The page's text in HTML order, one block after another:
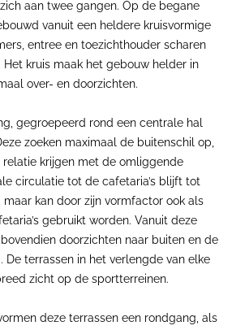
aan twee gangen. Op de begane
vanuit een heldere kruisvormige
entree en toezichthouder scharen
kruis maak het gebouw helder in
over- en doorzichten.
gegroepeerd rond een centrale hal
zoeken maximaal de buitenschil op,
krijgen met de omliggende
circulatie tot de cafetaria’s blijft tot
kan door zijn vormfactor ook als
gebruikt worden. Vanuit deze
doorzichten naar buiten en de
De terrassen in het verlengde van elke
zicht op de sportterreinen.
deze terrassen een rondgang, als